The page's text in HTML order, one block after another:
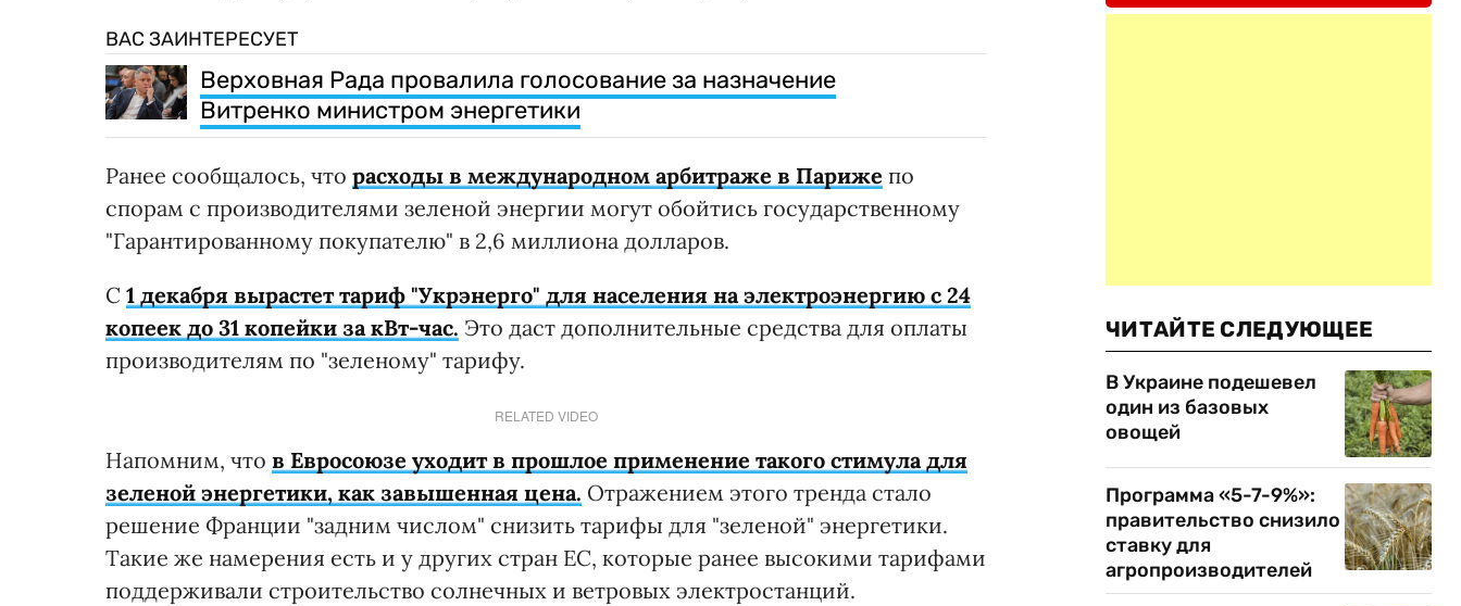
ВАС ЗАИНТЕРЕСУЕТ
Верховная Рада провалила голосование за назначение
Витренко министром энергетики
Ранее сообщалось, что расходы в международном арбитраже в Париже по
спорам с производителями зеленой энергии могут обойтись государственному
"Гарантированному покупателю" в 2,6 миллиона долларов.
С 1 декабря вырастет тариф "Укрэнерго" для населения на электроэнергию с 24
копеек до 31 копейки за кВт-час. Это даст дополнительные средства для оплаты
производителям по "зеленому" тарифу.
RELATED VIDEO
Напомним, что в Евросоюзе уходит в прошлое применение такого стимула для
зеленой энергетики, как завышенная цена. Отражением этого тренда стало
решение Франции "задним числом" снизить тарифы для "зеленой" энергетики.
Такие же намерения есть и у других стран ЕС, которые ранее высокими тарифами
поддерживали строительство солнечных и ветровых электростанций.
ЧИТАЙТЕ СЛЕДУЮЩЕЕ
В Украине подешевел
один из базовых
овощей
Программа «5-7-9%»:
правительство снизило
ставку для
агропроизводителей